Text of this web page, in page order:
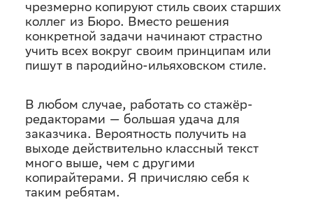
чрезмерно копируют стиль своих старших
коллег из Бюро. Вместо решения
конкретной задачи начинают страстно
учить всех вокруг своим принципам или
пишут в пародийно-ильяховском стиле.
В любом случае, работать со стажёр-
редакторами — большая удача для
заказчика. Вероятность получить на
выходе действительно классный текст
много выше, чем с другими
копирайтерами. Я причисляю себя к
таким ребятам.